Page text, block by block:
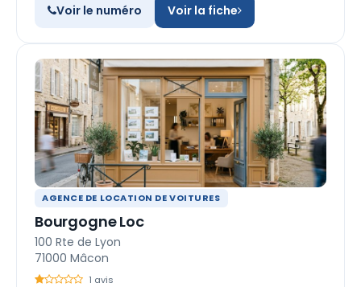
Voir le numéro Voir la fiche
AGENCE DE LOCATION DE VOITURES
Bourgogne Loc
100 Rte de Lyon
71000 Mâcon
1 avis